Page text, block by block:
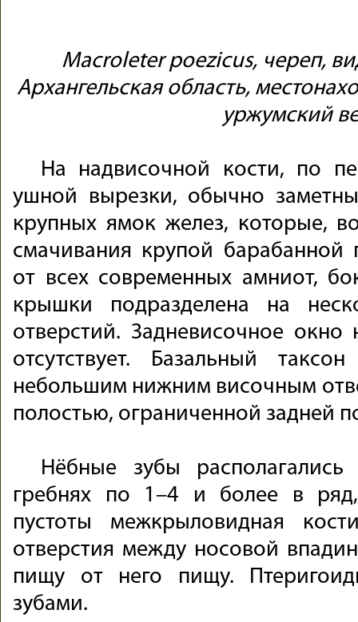
Macroleter poezicus, череп,
Архангельская область,
уржумский
На надвисочной кости, по
ушной вырезки, обычно
крупных ямок желез, которые,
смачивания крупой барабанной
от всех современных амниот,
крышки подразделена на
отверстий. Задневисочное
отсутствует. Базальный
небольшим нижним височным
полостью, ограниченной задней
Нёбные зубы
гребнях по 1–4 и более в
пустоты межкрыловидная
отверстия между носовой
пищу от него пищу.
зубами.